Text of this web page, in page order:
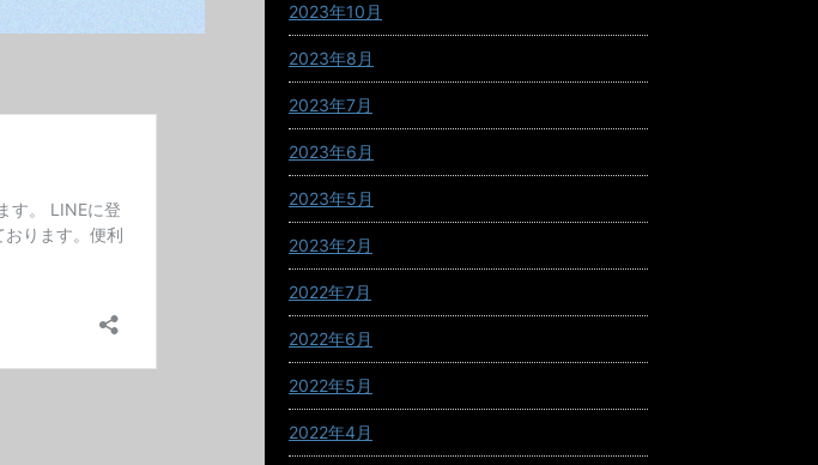
2023年10月
2023年8月
2023年7月
2023年6月
2023年5月
2023年2月
2022年7月
2022年6月
2022年5月
2022年4月